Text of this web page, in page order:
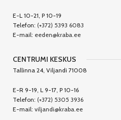
E-L 10-21, P 10-19
Telefon: (+372) 5393 6083
E-mail: eeden@kraba.ee
CENTRUMI KESKUS
Tallinna 24, Viljandi 71008
E-R 9-19, L 9-17, P 10-16
Telefon: (+372) 5305 3936
E-mail: viljandi@kraba.ee